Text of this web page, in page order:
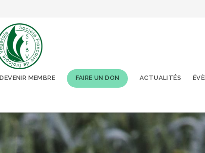
DEVENIR MEMBRE FAIRE UN DON ACTUALITÉS